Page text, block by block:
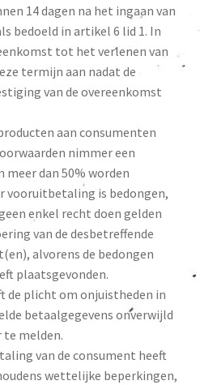
14 dagen na het ingaan van
bedoeld in artikel 6 lid 1. In
tot het verlenen van
termijn aan nadat de
van de overeenkomst
aan consumenten
nimmer een
dan 50% worden
vooruitbetaling is bedongen,
enkel recht doen gelden
van de desbetreffende
alvorens de bedongen
plaatsgevonden.
de plicht om onjuistheden in
betaalgegevens onverwijld
te melden.
van de consument heeft
wettelijke beperkingen,